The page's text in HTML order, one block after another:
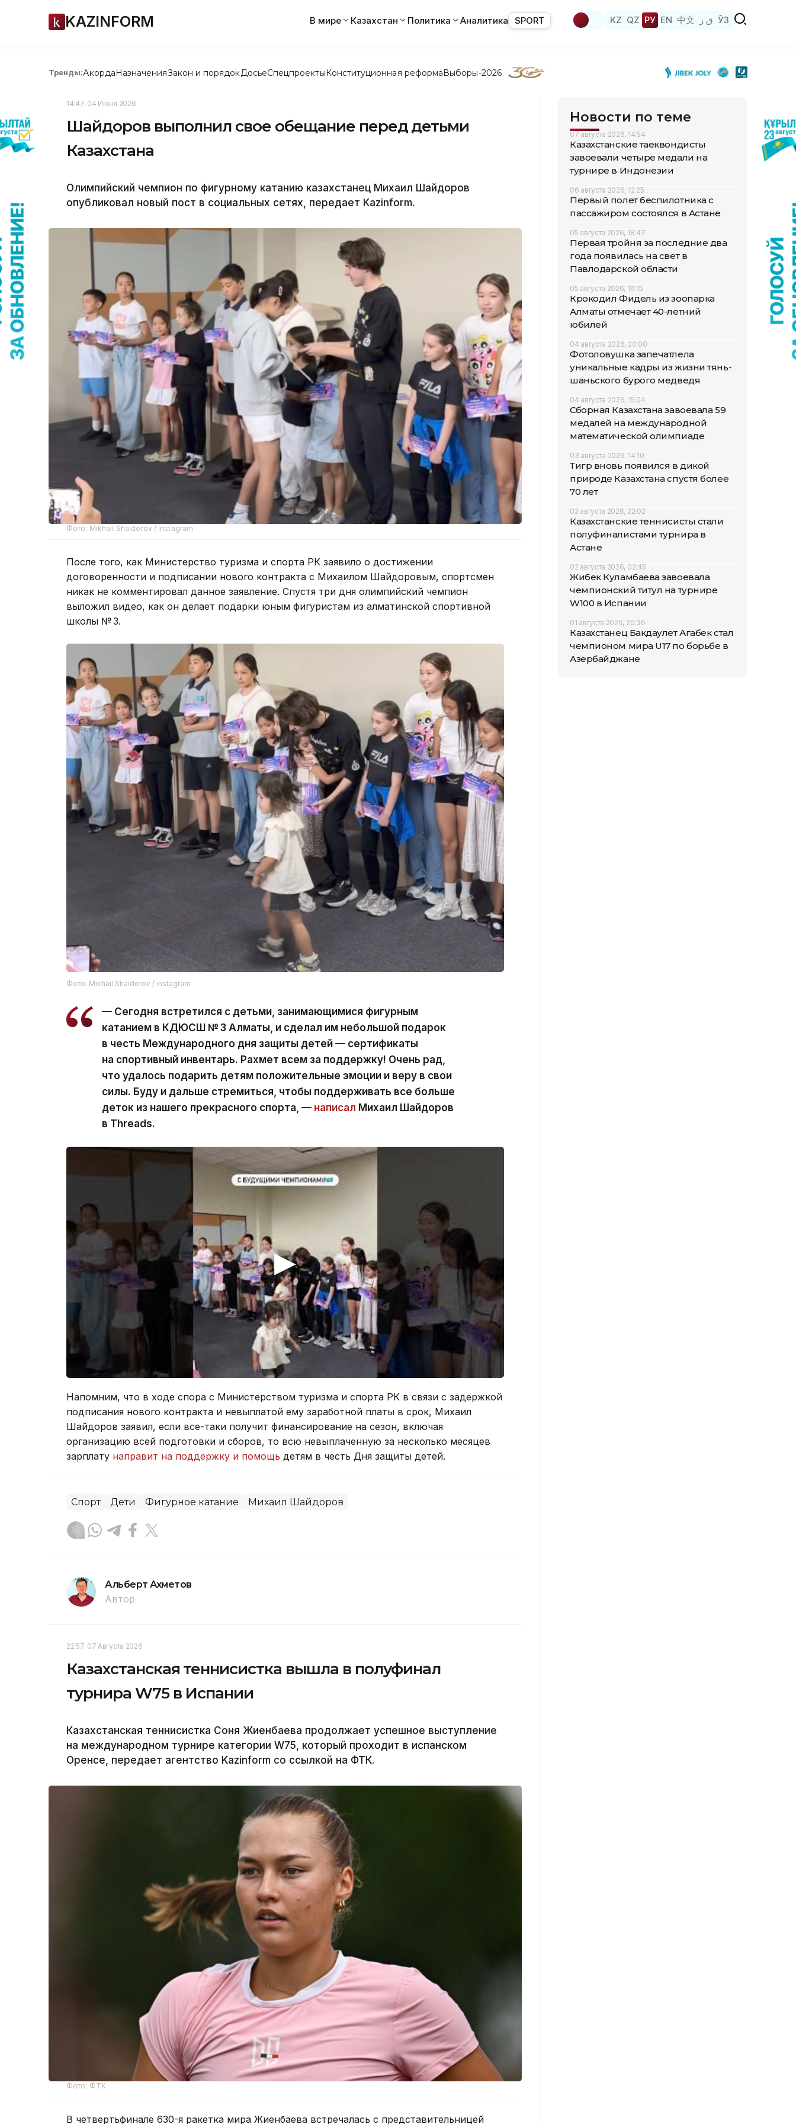
KAZINFORM В мире Казахстан Политика Аналитика SPORT KZ QZ РУ EN 中文 ق ز ЎЗ
Тренды:АкордаНазначенияЗакон и порядок ДосьеСпецпроектыКонституционная реформаВыборы-2026
14:47, 04 Июня 2026
Шайдоров выполнил свое обещание перед детьми
Казахстана
Олимпийский чемпион по фигурному катанию казахстанец Михаил Шайдоров
опубликовал новый пост в социальных сетях, передает Kazinform.
Фото: Mikhail Shaidorov / instagram
После того, как Министерство туризма и спорта РК заявило о достижении
договоренности и подписании нового контракта с Михаилом Шайдоровым, спортсмен
никак не комментировал данное заявление. Спустя три дня олимпийский чемпион
выложил видео, как он делает подарки юным фигуристам из алматинской спортивной
школы № 3.
Фото: Mikhail Shaidorov / instagram
— Сегодня встретился с детьми, занимающимися фигурным
катанием в КДЮСШ № 3 Алматы, и сделал им небольшой подарок
в честь Международного дня защиты детей — сертификаты
на спортивный инвентарь. Рахмет всем за поддержку! Очень рад,
что удалось подарить детям положительные эмоции и веру в свои
силы. Буду и дальше стремиться, чтобы поддерживать все больше
деток из нашего прекрасного спорта, — написал Михаил Шайдоров
в Threads.
Напомним, что в ходе спора с Министерством туризма и спорта РК в связи с задержкой
подписания нового контракта и невыплатой ему заработной платы в срок, Михаил
Шайдоров заявил, если все-таки получит финансирование на сезон, включая
организацию всей подготовки и сборов, то всю невыплаченную за несколько месяцев
зарплату направит на поддержку и помощь детям в честь Дня защиты детей.
Спорт Дети Фигурное катание Михаил Шайдоров
Альберт Ахметов
Автор
22:57, 07 Августа 2026
Казахстанская теннисистка вышла в полуфинал
турнира W75 в Испании
Казахстанская теннисистка Соня Жиенбаева продолжает успешное выступление
на международном турнире категории W75, который проходит в испанском
Оренсе, передает агентство Kazinform со ссылкой на ФТК.
Фото: ФТК
В четвертьфинале 630-я ракетка мира Жиенбаева встречалась с представительницей
Новости по теме
07 августа 2026, 14:54
Казахстанские таеквондисты
завоевали четыре медали на
турнире в Индонезии
06 августа 2026, 12:25
Первый полет беспилотника с
пассажиром состоялся в Астане
05 августа 2026, 18:47
Первая тройня за последние два
года появилась на свет в
Павлодарской области
05 августа 2026, 16:15
Крокодил Фидель из зоопарка
Алматы отмечает 40-летний
юбилей
04 августа 2026, 20:00
Фотоловушка запечатлела
уникальные кадры из жизни тянь-
шаньского бурого медведя
04 августа 2026, 15:04
Сборная Казахстана завоевала 59
медалей на международной
математической олимпиаде
03 августа 2026, 14:10
Тигр вновь появился в дикой
природе Казахстана спустя более
70 лет
02 августа 2026, 22:02
Казахстанские теннисисты стали
полуфиналистами турнира в
Астане
02 августа 2026, 02:45
Жибек Куламбаева завоевала
чемпионский титул на турнире
W100 в Испании
01 августа 2026, 20:36
Казахстанец Бакдаулет Агабек стал
чемпионом мира U17 по борьбе в
Азербайджане